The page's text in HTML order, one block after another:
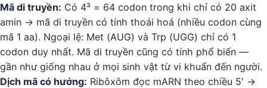
Mã di truyền: Có 4³ = 64 codon trong khi chỉ có 20 axit
amin → mã di truyền có tính thoái hoá (nhiều codon cùng
mã 1 aa). Ngoại lệ: Met (AUG) và Trp (UGG) chỉ có 1
codon duy nhất. Mã di truyền cũng có tính phổ biến —
gần như giống nhau ở mọi sinh vật từ vi khuẩn đến người.
Dịch mã có hướng: Ribôxôm đọc mARN theo chiều 5′ →